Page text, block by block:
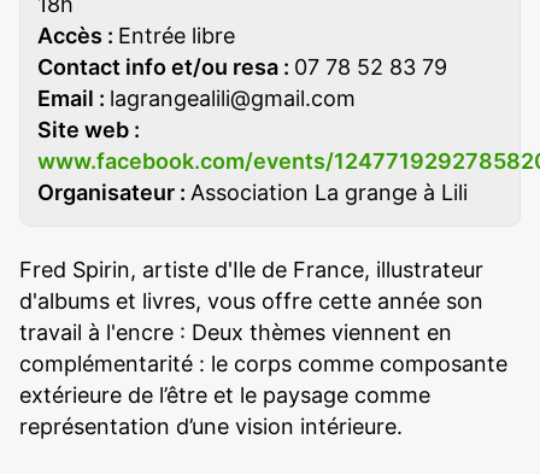
Accès : Entrée libre
Contact info et/ou resa : 07 78 52 83 79
Email : lagrangealili@gmail.com
Site web :
www.facebook.com/events/
Organisateur : Association La grange à Lili
Fred Spirin, artiste d'Ile de France, illustrateur
d'albums et livres, vous offre cette année son
travail à l'encre : Deux thèmes viennent en
complémentarité : le corps comme composante
extérieure de l’être et le paysage comme
représentation d’une vision intérieure.